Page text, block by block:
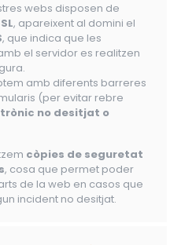
webs disposen de
, apareixent al domini el
, que indica que les
el servidor es realitzen
amb diferents barreres
(per evitar rebre
no desitjat o
còpies de seguretat
, cosa que permet poder
de la web en casos que
incident no desitjat.